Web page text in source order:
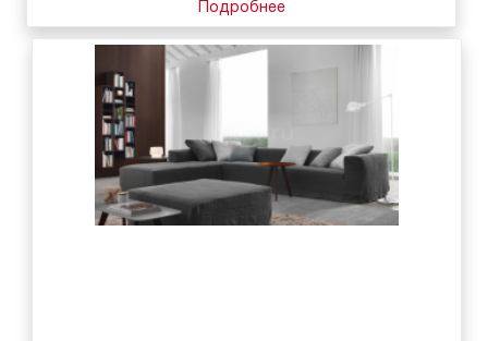
Подробнее